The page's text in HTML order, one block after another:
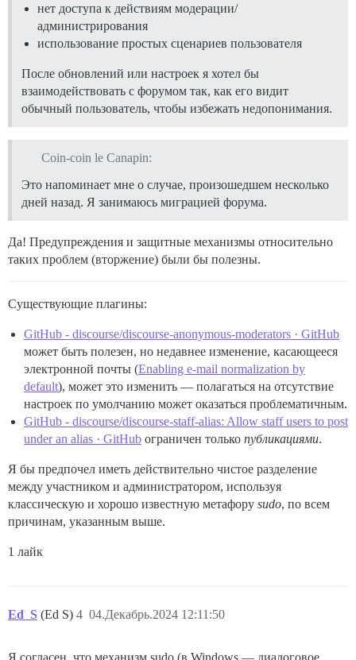
нет доступа к действиям модерации/
администрирования
использование простых сценариев пользователя
После обновлений или настроек я хотел бы
взаимодействовать с форумом так, как его видит
обычный пользователь, чтобы избежать недопонимания.
Coin-coin le Canapin:
Это напоминает мне о случае, произошедшем несколько
дней назад. Я занимаюсь миграцией форума.
Да! Предупреждения и защитные механизмы относительно
таких проблем (вторжение) были бы полезны.
Существующие плагины:
GitHub - discourse/discourse-anonymous-moderators · GitHub
может быть полезен, но недавнее изменение, касающееся
электронной почты (Enabling e-mail normalization by
default), может это изменить — полагаться на отсутствие
настроек по умолчанию может оказаться проблематичным.
GitHub - discourse/discourse-staff-alias: Allow staff users to post
under an alias · GitHub ограничен только публикациями.
Я бы предпочел иметь действительно чистое разделение
между участником и администратором, используя
классическую и хорошо известную метафору sudo, по всем
причинам, указанным выше.
1 лайк
Ed_S (Ed S) 04.Декабрь.2024 12:11:50
4